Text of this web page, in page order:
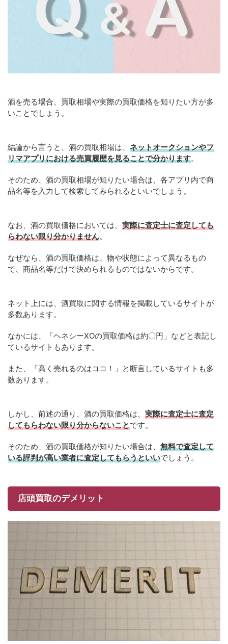
酒を売る場合、買取相場や実際の買取価格を知りたい方が多
いことでしょう。
結論から言うと、酒の買取相場は、 ネットオークションやフ
リマアプリにおける売買履歴を見ることで分かります。
そのため、酒の買取相場が知りたい場合は、各アプリ内で商
品名等を入力して検索してみられるといいでしょう。
なお、酒の買取価格においては、 実際に査定士に査定しても
らわない限り分かりません。
なぜなら、酒の買取価格は、物や状態によって異なるもの
で、商品名等だけで決められるものではないからです。
ネット上には、酒買取に関する情報を掲載しているサイトが
多数あります。
なかには、「ヘネシーXOの買取価格は約〇円」などと表記し
ているサイトもあります。
また、「高く売れるのはココ！」と断言しているサイトも多
数あります。
しかし、前述の通り、酒の買取価格は、 実際に査定士に査定
してもらわない限り分からないことです。
そのため、酒の買取価格が知りたい場合は、 無料で査定して
いる評判が高い業者に査定してもらうといいでしょう。
店頭買取のデメリット